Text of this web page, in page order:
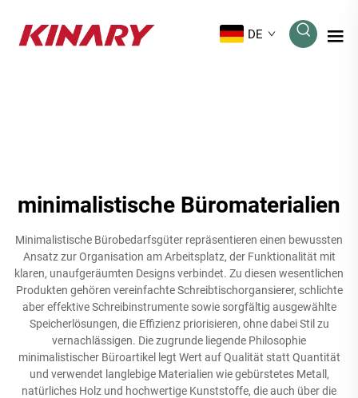
DE
minimalistische Büromaterialien
Minimalistische Bürobedarfsgüter repräsentieren einen bewussten
Ansatz zur Organisation am Arbeitsplatz, der Funktionalität mit
klaren, unaufgeräumten Designs verbindet. Zu diesen wesentlichen
Produkten gehören vereinfachte Schreibtischorgansierer, schlichte
aber effektive Schreibinstrumente sowie sorgfältig ausgewählte
Speicherlösungen, die Effizienz priorisieren, ohne dabei Stil zu
vernachlässigen. Die zugrunde liegende Philosophie
minimalistischer Büroartikel legt Wert auf Qualität statt Quantität
und verwendet langlebige Materialien wie gebürstetes Metall,
natürliches Holz und hochwertige Kunststoffe, die auch über die